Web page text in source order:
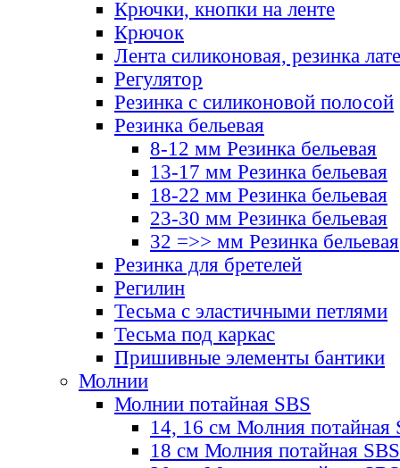
Крючки, кнопки на ленте
Крючок
Лента силиконовая, резинка
Регулятор
Резинка с силиконовой полосой
Резинка бельевая
8-12 мм Резинка бельевая
13-17 мм Резинка бельевая
18-22 мм Резинка бельевая
23-30 мм Резинка бельевая
32 =>> мм Резинка бельевая
Резинка для бретелей
Регилин
Тесьма с эластичными петлями
Тесьма под каркас
Пришивные элементы бантики
Молнии
Молнии потайная SBS
14, 16 см Молния потайная
18 см Молния потайная SBS